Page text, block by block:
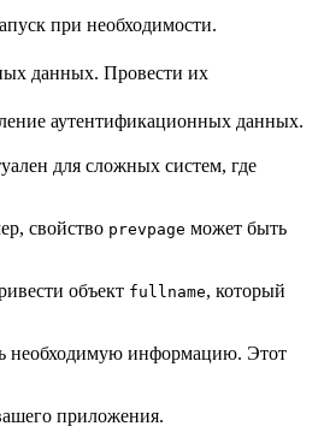
при необходимости.
данных. Провести их
аутентификационных данных.
для сложных систем, где
свойство prevpage может быть
объект fullname, который
необходимую информацию. Этот
приложения.